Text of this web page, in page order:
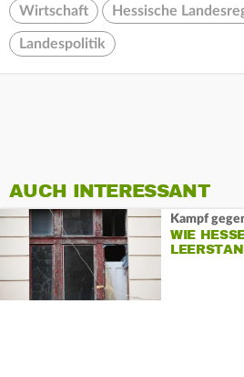
Wirtschaft Hessische
Landespolitik
AUCH INTERESSANT
Kampf
WIE